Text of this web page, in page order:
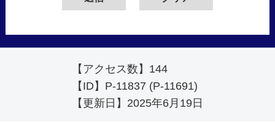
【アクセス数】 144
【ID】 P-11837 (P-11691)
【更新日】 2025年6月19日